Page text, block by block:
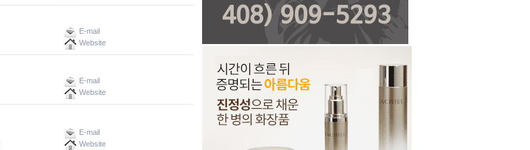
E-mail
Website
E-mail
Website
E-mail
Website